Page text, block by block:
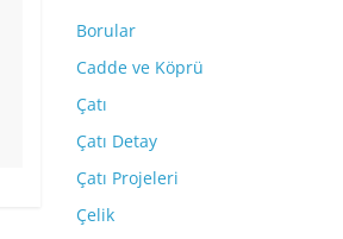
Borular
Cadde ve Köprü
Çatı
Çatı Detay
Çatı Projeleri
Çelik